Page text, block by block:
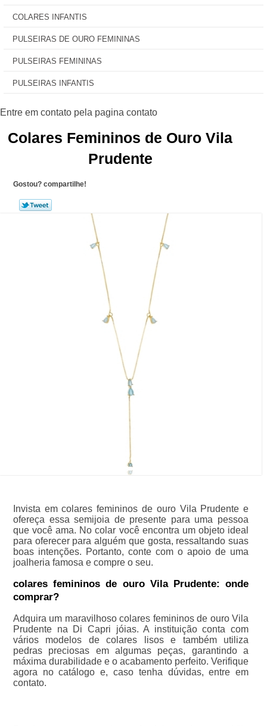
COLARES INFANTIS
PULSEIRAS DE OURO FEMININAS
PULSEIRAS FEMININAS
PULSEIRAS INFANTIS
Colares Femininos de Ouro Vila
Prudente
Gostou? compartilhe!
Invista em colares femininos de ouro Vila Prudente e
ofereça essa semijoia de presente para uma pessoa
que você ama. No colar você encontra um objeto ideal
para oferecer para alguém que gosta, ressaltando suas
boas intenções. Portanto, conte com o apoio de uma
joalheria famosa e compre o seu.
colares femininos de ouro Vila Prudente: onde
comprar?
Adquira um maravilhoso colares femininos de ouro Vila
Prudente na Di Capri jóias. A instituição conta com
vários modelos de colares lisos e também utiliza
pedras preciosas em algumas peças, garantindo a
máxima durabilidade e o acabamento perfeito. Verifique
agora no catálogo e, caso tenha dúvidas, entre em
contato.